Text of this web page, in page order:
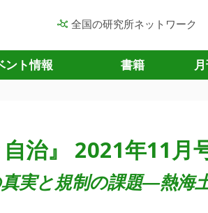
全国の研究所ネットワーク
ント情報 書籍
治』 2021年11月
実と規制の課題―熱海